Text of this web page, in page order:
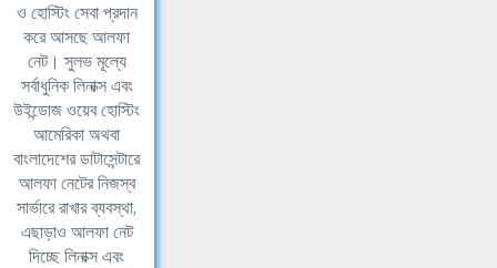
ও হোস্টিং সেবা প্রদান
করে আসছে আলফা
নেট। সুলভ মূল্যে
সর্বাধুনিক লিনাক্স এবং
উইন্ডোজ ওয়েব হোস্টিং
আমেরিকা অথবা
বাংলাদেশের ডাটাসেন্টারে
আলফা নেটের নিজস্ব
সার্ভারে রাখার ব্যবস্থা,
এছাড়াও আলফা নেট
দিচ্ছে লিনাক্স এবং